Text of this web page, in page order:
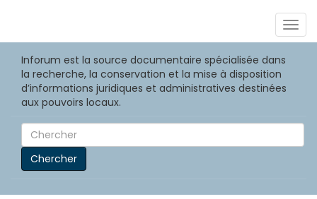
Inforum est la source documentaire spécialisée dans
la recherche, la conservation et la mise à disposition
d’informations juridiques et administratives destinées
aux pouvoirs locaux.
Chercher